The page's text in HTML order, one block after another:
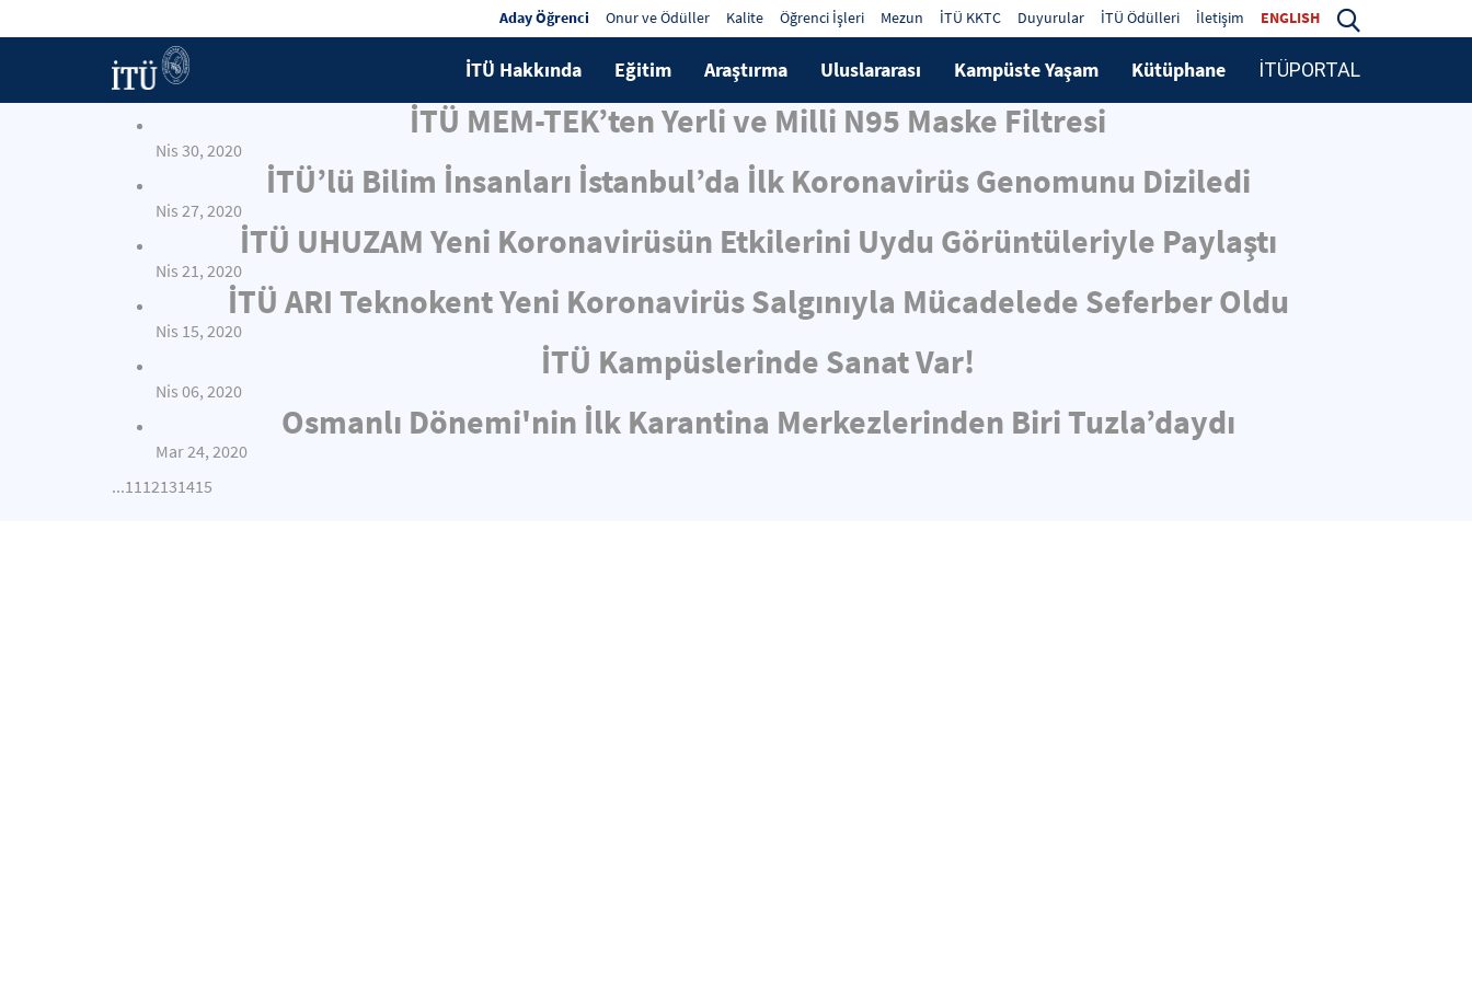
Aday Öğrenci Onur ve Ödüller Kalite Öğrenci İşleri Mezun İTÜ KKTC Duyurular İTÜ Ödülleri İletişim ENGLISH
İTÜ Hakkında Eğitim Araştırma Uluslararası Kampüste Yaşam Kütüphane İTÜPORTAL
İTÜ MEM-TEK’ten Yerli ve Milli N95 Maske Filtresi
Nis 30, 2020
İTÜ’lü Bilim İnsanları İstanbul’da İlk Koronavirüs Genomunu Diziledi
Nis 27, 2020
İTÜ UHUZAM Yeni Koronavirüsün Etkilerini Uydu Görüntüleriyle Paylaştı
Nis 21, 2020
İTÜ ARI Teknokent Yeni Koronavirüs Salgınıyla Mücadelede Seferber Oldu
Nis 15, 2020
İTÜ Kampüslerinde Sanat Var!
Nis 06, 2020
Osmanlı Dönemi'nin İlk Karantina Merkezlerinden Biri Tuzla’daydı
Mar 24, 2020
...1112131415